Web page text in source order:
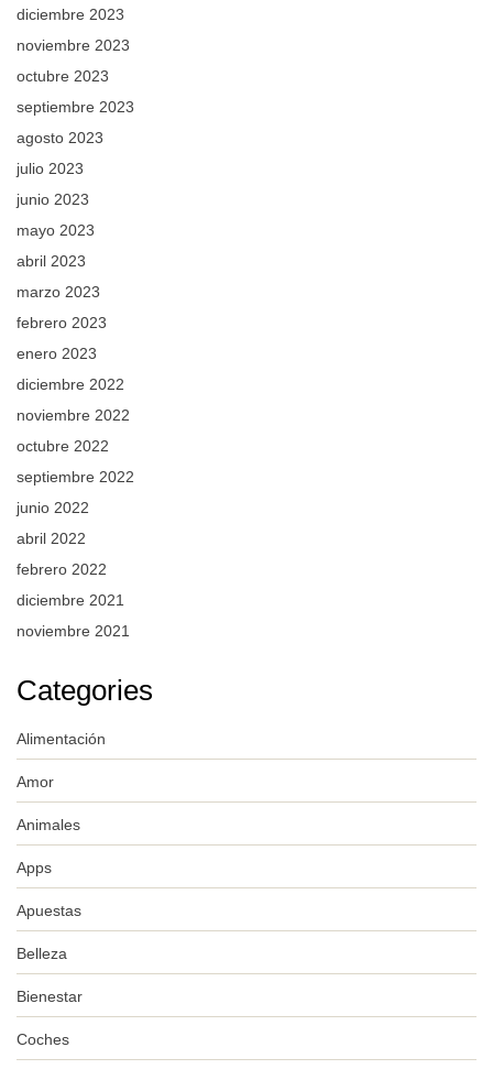
diciembre 2023
noviembre 2023
octubre 2023
septiembre 2023
agosto 2023
julio 2023
junio 2023
mayo 2023
abril 2023
marzo 2023
febrero 2023
enero 2023
diciembre 2022
noviembre 2022
octubre 2022
septiembre 2022
junio 2022
abril 2022
febrero 2022
diciembre 2021
noviembre 2021
Categories
Alimentación
Amor
Animales
Apps
Apuestas
Belleza
Bienestar
Coches